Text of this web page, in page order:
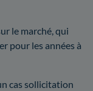
le marché, qui
pour les années à
cas sollicitation